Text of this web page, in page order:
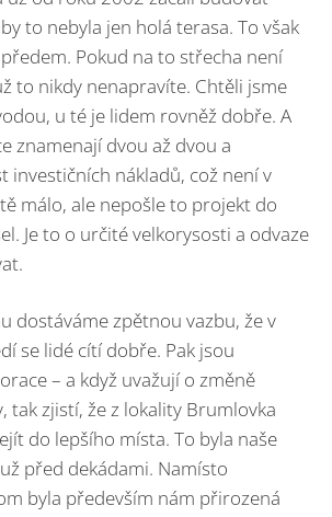
to nebyla jen holá terasa. To však
Pokud na to střecha není
to nikdy nenapravíte. Chtěli jsme
u té je lidem rovněž dobře. A
znamenají dvou až dvou a
investičních nákladů, což není v
málo, ale nepošle to projekt do
Je to o určité velkorysosti a odvaze
dostáváme zpětnou vazbu, že v
se lidé cítí dobře. Pak jsou
– a když uvažují o změně
tak zjistí, že z lokality Brumlovka
do lepšího místa. To byla naše
před dekádami. Namísto
byla především nám přirozená